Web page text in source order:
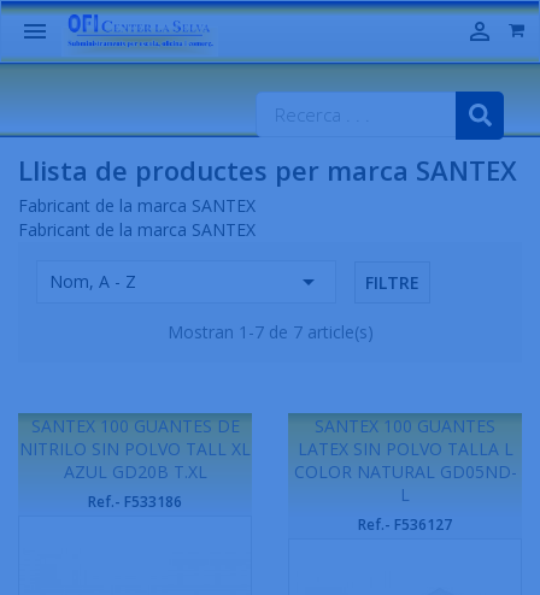
 
Llista de productes per marca SANTEX
Fabricant de la marca SANTEX
Fabricant de la marca SANTEX
Nom, A - Z  FILTRE
Mostran 1-7 de 7 article(s)
SANTEX 100 GUANTES DE
NITRILO SIN POLVO TALL XL
AZUL GD20B T.XL
Ref.- F533186
SANTEX 100 GUANTES
LATEX SIN POLVO TALLA L
COLOR NATURAL GD05ND-
L
Ref.- F536127